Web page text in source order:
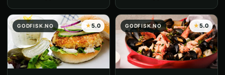
GODFISK.NO ★5.0 GODFISK.NO ★5.0